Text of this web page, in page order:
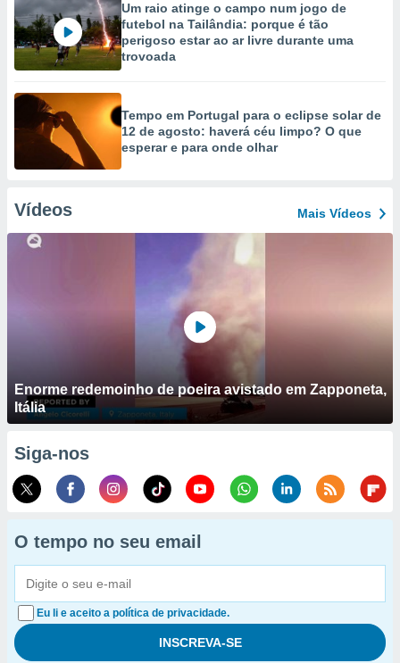
Um raio atinge o campo num jogo de
futebol na Tailândia: porque é tão
perigoso estar ao ar livre durante uma
trovoada
Tempo em Portugal para o eclipse solar de
12 de agosto: haverá céu limpo? O que
esperar e para onde olhar
Vídeos Mais Vídeos
Enorme redemoinho de poeira avistado em Zapponeta,
Itália
Siga-nos
O tempo no seu email
Eu li e aceito a política de privacidade.